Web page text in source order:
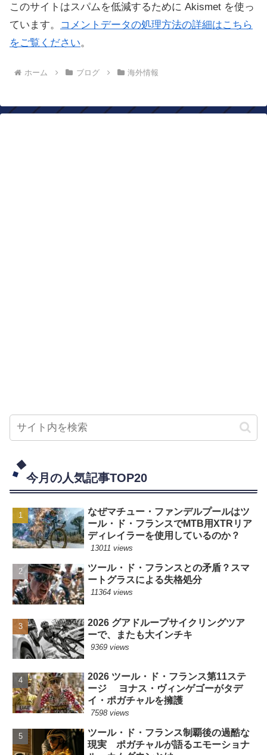
このサイトはスパムを低減するために Akismet を使っ
ています。
コメントデータの処理方法の詳細はこちら
をご覧ください。
ホーム ブログ 海外情報
今月の人気記事TOP20
なぜマチュー・ファンデルプールはツ
ール・ド・フランスでMTB用XTRリア
ディレイラーを使用しているのか？
13011 views
ツール・ド・フランスとの矛盾？スマ
ートグラスによる失格処分
11364 views
2026 グアドループサイクリングツア
ーで、またも大インチキ
9369 views
2026 ツール・ド・フランス第11ステ
ージ ヨナス・ヴィンゲゴーがタデ
イ・ポガチャルを擁護
7598 views
ツール・ド・フランス制覇後の過酷な
現実 ポガチャルが語るエモーショナ